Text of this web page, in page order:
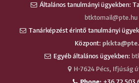
Általános tanulmányi ügyekben:
btktomail@pte.hu
Tanárképzést érintő tanulmányi
Központ:
Egyéb általános ügyekben:
H-7624 Pécs, Ifjúság